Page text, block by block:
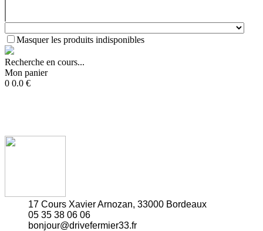
Masquer les produits indisponibles
Recherche en cours...
Mon panier
0 0.0 €
17 Cours Xavier Arnozan, 33000 Bordeaux
05 35 38 06 06
bonjour@drivefermier33.fr